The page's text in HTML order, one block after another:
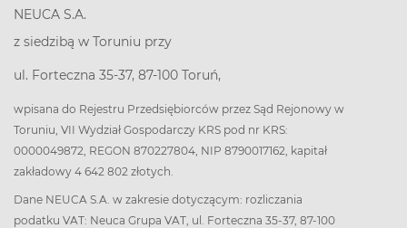
NEUCA S.A.
z siedzibą w Toruniu przy
ul. Forteczna 35-37, 87-100 Toruń,
wpisana do Rejestru Przedsiębiorców przez Sąd Rejonowy w
Toruniu, VII Wydział Gospodarczy KRS pod nr KRS:
0000049872, REGON 870227804, NIP 8790017162, kapitał
zakładowy 4 642 802 złotych.
Dane NEUCA S.A. w zakresie dotyczącym: rozliczania
podatku VAT: Neuca Grupa VAT, ul. Forteczna 35-37, 87-100